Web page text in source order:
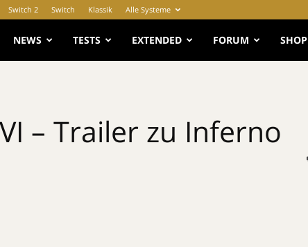
Switch 2 Switch Klassik Alle Systeme
MANIAC.de
NEWS TESTS EXTENDED FORUM SHOP
– Trailer zu Inferno